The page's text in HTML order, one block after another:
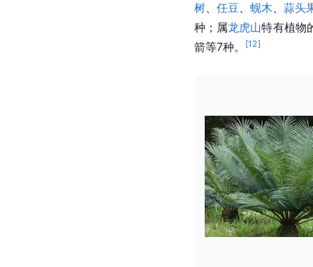
树、任豆、蚬木、蒜头
种；属龙虎山特有植物
箭等7种。
[12]